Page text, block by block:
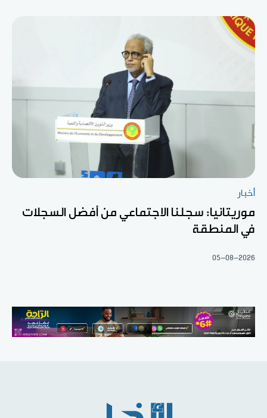
أخبار
موريتانيا: سجلنا الاجتماعي من أفضل السجلات
في المنطقة
05-08-2026